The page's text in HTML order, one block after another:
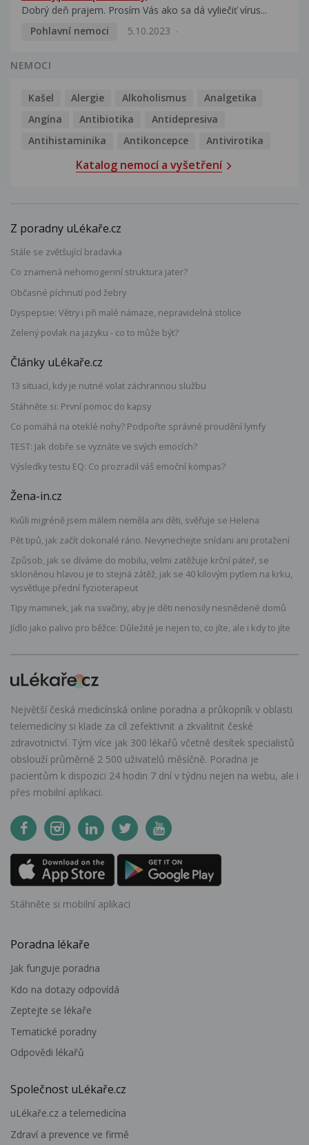
Dobrý deň prajem. Prosím Vás ako sa dá vyliečiť vírus...
Pohlavní nemoci
5.10.2023
NEMOCI
Kašel Alergie Alkoholismus
Analgetika
Angína
Antibiotika
Antidepresiva
Antihistaminika
Antikoncepce Antivirotika
Katalog nemocí a vyšetření
Z poradny uLékaře.cz
Stále se zvětšující bradavka
Co znamená nehomogenní struktura jater?
Občasné píchnutí pod žebry
Dyspepsie: Větry i při malé námaze, nepravidelná stolice
Zelený povlak na jazyku - co to může být?
Články uLékaře.cz
13 situací, kdy je nutné volat záchrannou službu
Stáhněte si: První pomoc do kapsy
Co pomáhá na oteklé nohy? Podpořte správné proudění lymfy
TEST: Jak dobře se vyznáte ve svých emocích?
Výsledky testu EQ: Co prozradil váš emoční kompas?
Žena-in.cz
Kvůli migréně jsem málem neměla ani děti, svěřuje se Helena
Pět tipů, jak začít dokonalé ráno. Nevynechejte snídani ani protažení
Způsob, jak se díváme do mobilu, velmi zatěžuje krční páteř, se
skloněnou hlavou je to stejná zátěž, jak se 40 kilovým pytlem na krku,
vysvětluje přední fyzioterapeut
Tipy maminek, jak na svačiny, aby je děti nenosily nesnědené domů
Jídlo jako palivo pro běžce: Důležité je nejen to, co jíte, ale i kdy to jíte
Největší česká medicínská online poradna a průkopník v oblasti
telemedicíny si klade za cíl zefektivnit a zkvalitnit české
zdravotnictví. Tým více jak 300 lékařů včetně desítek specialistů
obslouží průměrně 2 500 uživatelů měsíčně. Poradna je
pacientům k dispozici 24 hodin 7 dní v týdnu nejen na webu, ale i
přes mobilní aplikaci.
Stáhněte si mobilní aplikaci
Poradna lékaře
Jak funguje poradna
Kdo na dotazy odpovídá
Zeptejte se lékaře
Tematické poradny
Odpovědi lékařů
Společnost uLékaře.cz
uLékaře.cz a telemedicína
Zdraví a prevence ve firmě